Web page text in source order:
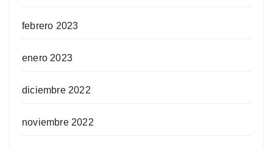
febrero 2023
enero 2023
diciembre 2022
noviembre 2022